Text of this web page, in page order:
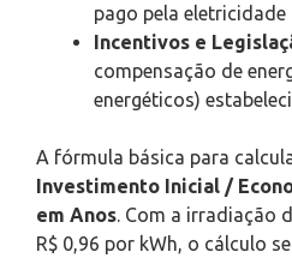
pago pela eletricidade
Incentivos e
compensação de
energéticos)
A fórmula básica para
Investimento Inicial /
em Anos . Com a irradiação
R$ 0,96 por kWh, o cálculo